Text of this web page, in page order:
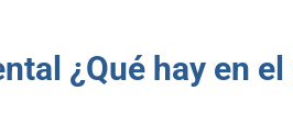
¿Qué hay en